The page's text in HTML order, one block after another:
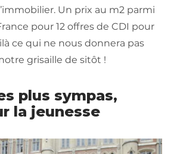
Un prix au m2 parmi
pour 12 offres de CDI pour
ce qui ne nous donnera pas
grisaille de sitôt !
plus sympas,
la jeunesse